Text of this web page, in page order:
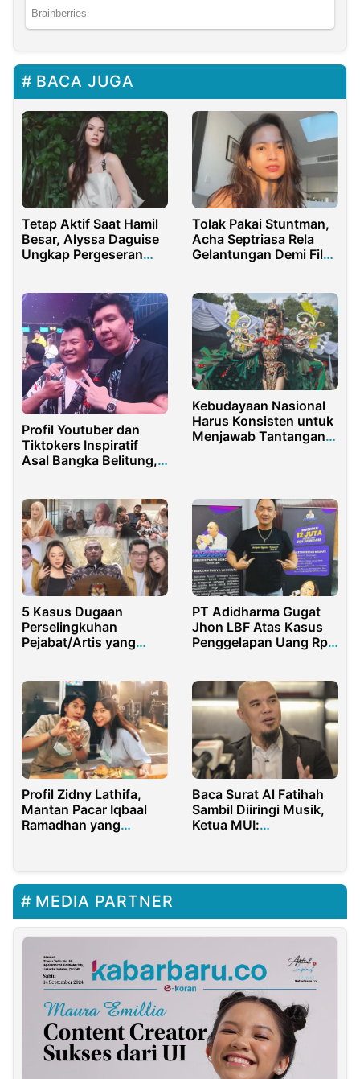
BACA JUGA
Tetap Aktif Saat Hamil
Besar, Alyssa Daguise
Ungkap Pergeseran
Tolak Pakai Stuntman,
Acha Septriasa Rela
Gelantungan Demi Film
Profil Youtuber dan
Tiktokers Inspiratif
Asal Bangka Belitung,
Kebudayaan Nasional
Harus Konsisten untuk
Menjawab Tantangan
5 Kasus Dugaan
Perselingkuhan
Pejabat/Artis yang
PT Adidharma Gugat
Jhon LBF Atas Kasus
Penggelapan Uang Rp
Profil Zidny Lathifa,
Mantan Pacar Iqbaal
Ramadhan yang
Baca Surat Al Fatihah
Sambil Diiringi Musik,
Ketua MUI:
MEDIA PARTNER